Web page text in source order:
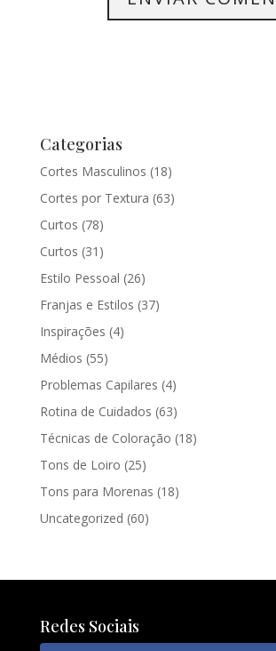
Categorias
Cortes Masculinos (18)
Cortes por Textura (63)
Curtos (78)
Curtos (31)
Estilo Pessoal (26)
Franjas e Estilos (37)
Inspirações (4)
Médios (55)
Problemas Capilares (4)
Rotina de Cuidados (63)
Técnicas de Coloração (18)
Tons de Loiro (25)
Tons para Morenas (18)
Uncategorized (60)
Redes Sociais